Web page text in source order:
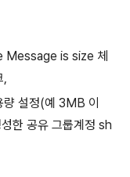
Message is size 체
설정(예 3MB 이
한 공유 그룹계정 sh